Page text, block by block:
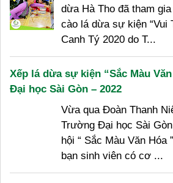
dừa Hà Tho đã tham
cào lá dừa sự kiện “Vui
Canh Tý 2020 do T...
Xếp lá dừa sự kiện “Sắc Màu
Đại học Sài Gòn – 2022
Vừa qua Đoàn Thanh
Trường Đại học Sài
hội “ Sắc Màu Văn Hóa
bạn sinh viên có cơ ...